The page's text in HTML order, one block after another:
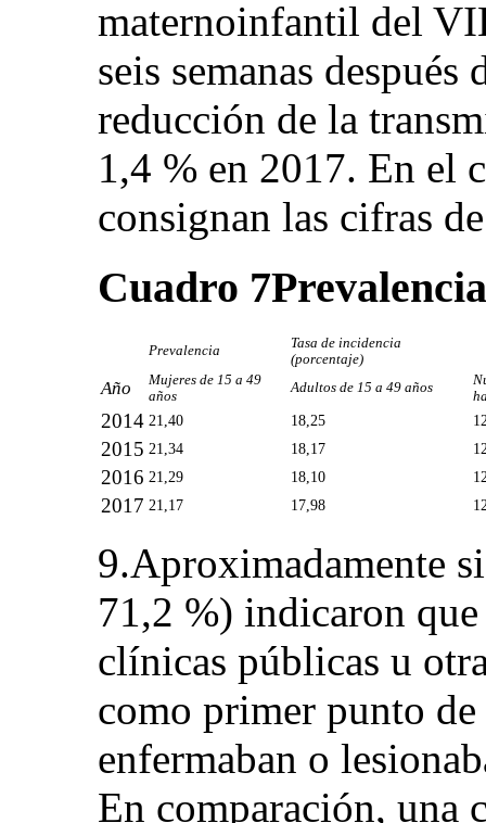
maternoinfantil del
seis semanas
reducción de la
1,4 % en 2017. En el
consignan las cifras
Cuadro 7
Prevalencia
Tasa de incidencia
(porcentaje)
Año
Mujeres de 15 a 49
años
Adultos de 15 a 49 años
2014 21,40 18,25
2015 21,34 18,17
2016 21,29 18,10
2017 21,17 17,98
9.Aproximadamente
71,2 %) indicaron
clínicas públicas u
como primer punto de
enfermaban o
En comparación, una